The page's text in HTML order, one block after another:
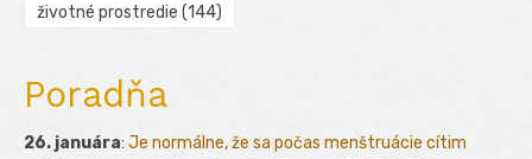
životné prostredie (144)
Poradňa
26. januára: Je normálne, že sa počas menštruácie cítim